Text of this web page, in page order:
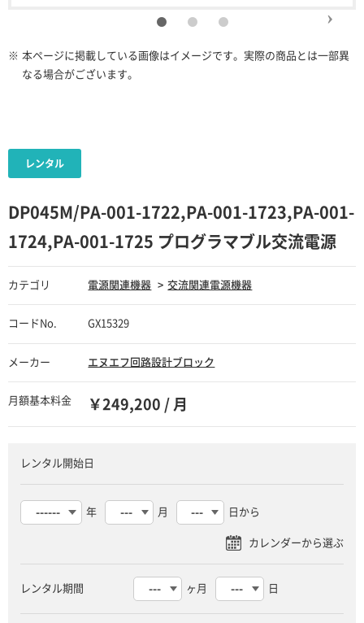
※ 本ページに掲載している画像はイメージです。実際の商品とは一部異
なる場合がございます。
DP045M/PA-001-1722,PA-001-1723,PA-001-
1724,PA-001-1725 プログラマブル交流電源
カテゴリ 電源関連機器 交流関連電源機器
コードNo. GX15329
メーカー エヌエフ回路設計ブロック
月額基本料金 ￥249,200 / 月
レンタル開始日
年 月 日から
レンタル期間 ヶ月 日